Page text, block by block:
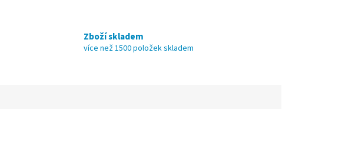
Zboží skladem
více než 1500 položek skladem